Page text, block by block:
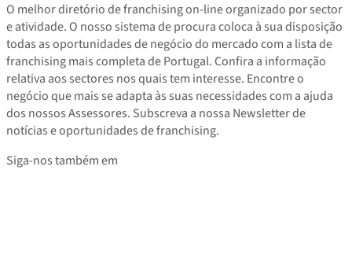
O melhor diretório de franchising on-line organizado por sector
e atividade. O nosso sistema de procura coloca à sua disposição
todas as oportunidades de negócio do mercado com a lista de
franchising mais completa de Portugal. Confira a informação
relativa aos sectores nos quais tem interesse. Encontre o
negócio que mais se adapta às suas necessidades com a ajuda
dos nossos Assessores. Subscreva a nossa Newsletter de
notícias e oportunidades de franchising.
Siga-nos também em